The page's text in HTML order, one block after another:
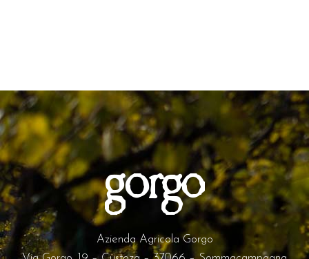
Azienda Agricola Gorgo